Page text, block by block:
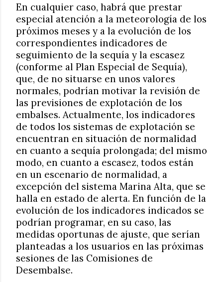
En cualquier caso, habrá que prestar
especial atención a la meteorología de los
próximos meses y a la evolución de los
correspondientes indicadores de
seguimiento de la sequía y la escasez
(conforme al Plan Especial de Sequía),
que, de no situarse en unos valores
normales, podrían motivar la revisión de
las previsiones de explotación de los
embalses. Actualmente, los indicadores
de todos los sistemas de explotación se
encuentran en situación de normalidad
en cuanto a sequía prolongada; del mismo
modo, en cuanto a escasez, todos están
en un escenario de normalidad, a
excepción del sistema Marina Alta, que se
halla en estado de alerta. En función de la
evolución de los indicadores indicados se
podrían programar, en su caso, las
medidas oportunas de ajuste, que serían
planteadas a los usuarios en las próximas
sesiones de las Comisiones de
Desembalse.